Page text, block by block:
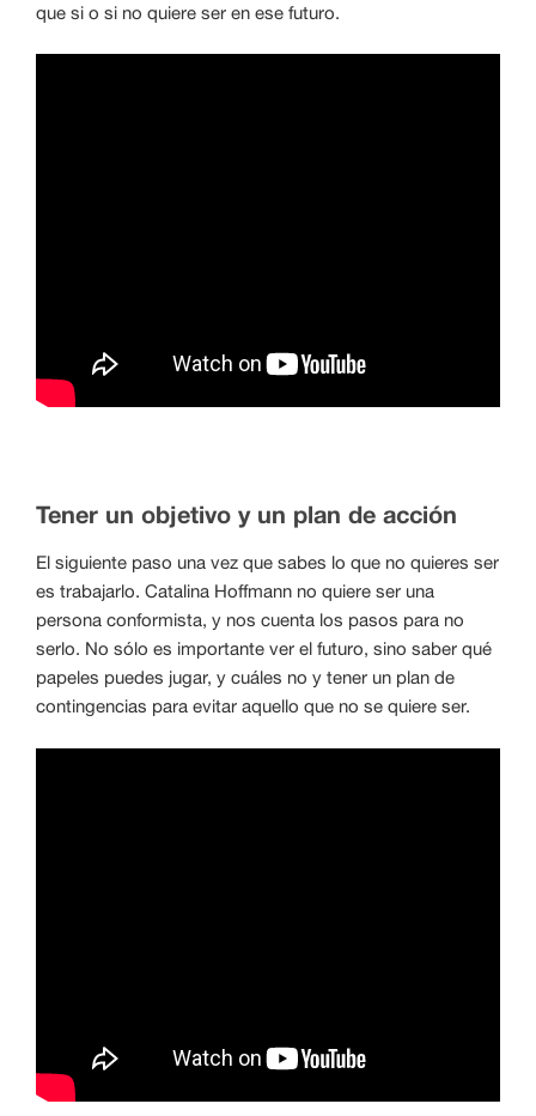
que si o si no quiere ser en ese futuro.
Tener un objetivo y un plan de acción
El siguiente paso una vez que sabes lo que no quieres ser
es trabajarlo. Catalina Hoffmann no quiere ser una
persona conformista, y nos cuenta los pasos para no
serlo. No sólo es importante ver el futuro, sino saber qué
papeles puedes jugar, y cuáles no y tener un plan de
contingencias para evitar aquello que no se quiere ser.